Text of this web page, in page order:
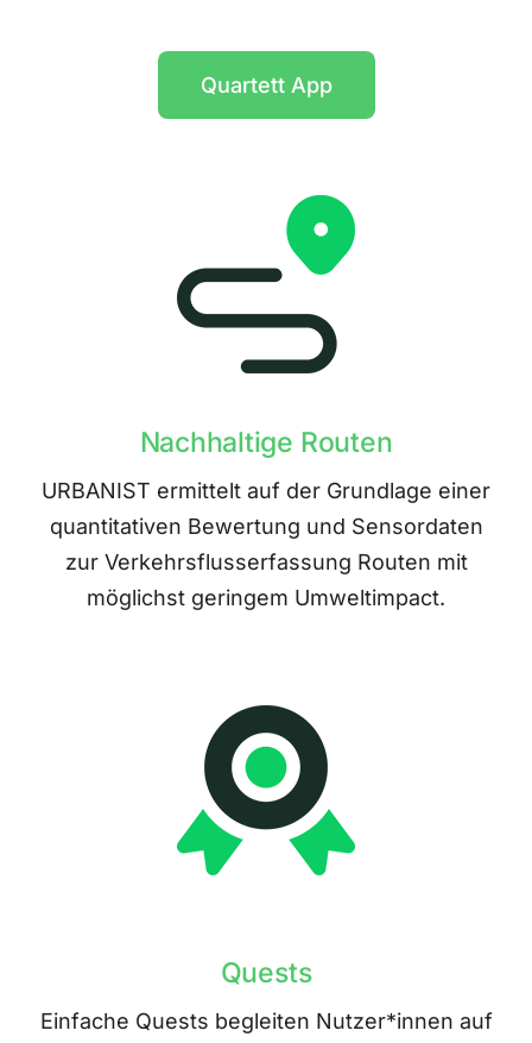
Quartett App
Nachhaltige Routen
URBANIST ermittelt auf der Grundlage einer
quantitativen Bewertung und Sensordaten
zur Verkehrsflusserfassung Routen mit
möglichst geringem Umweltimpact.
Quests
Einfache Quests begleiten Nutzer*innen auf